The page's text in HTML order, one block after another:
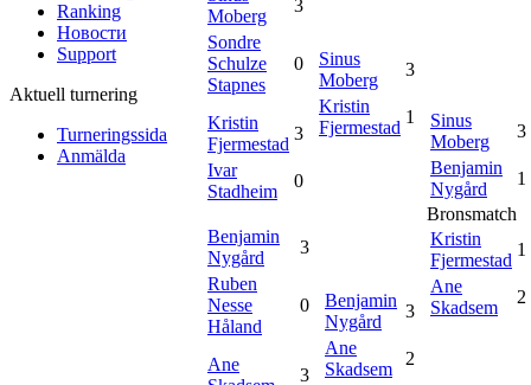
Ranking
Новости
Support
Aktuell turnering
Turneringssida
Anmälda
Moberg
3
Sondre
Schulze
Stapnes
0
Sinus
Moberg
3
Kristin
Fjermestad
1
Kristin
Fjermestad
3
Ivar
Stadheim
0
Sinus
Moberg
3
Benjamin
Nygård
1
Bronsmatch
Kristin
Fjermestad
1
Ane
Skadsem
2
Benjamin
Nygård
3
Ruben
Nesse
Håland
0
Benjamin
Nygård
3
Ane
Skadsem
2
Ane
3